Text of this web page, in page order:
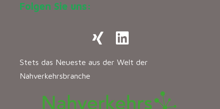
Folgen Sie uns:
Stets das Neueste aus der Welt der
Nahverkehrsbranche